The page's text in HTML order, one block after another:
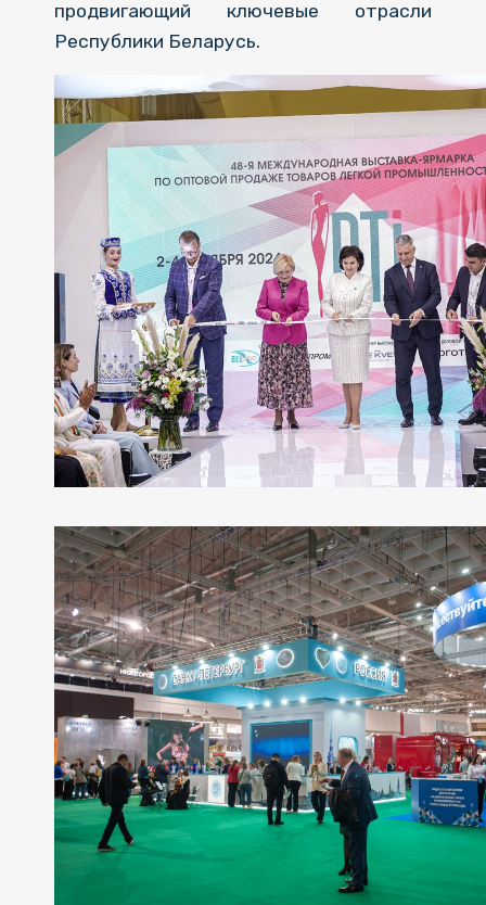
продвигающий ключевые отрасли
Республики Беларусь.